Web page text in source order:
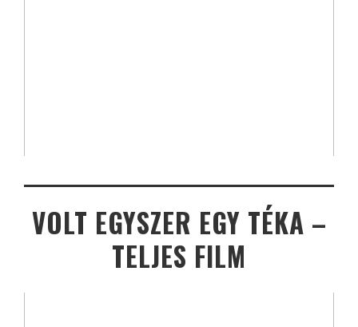
VOLT EGYSZER EGY TÉKA –
TELJES FILM